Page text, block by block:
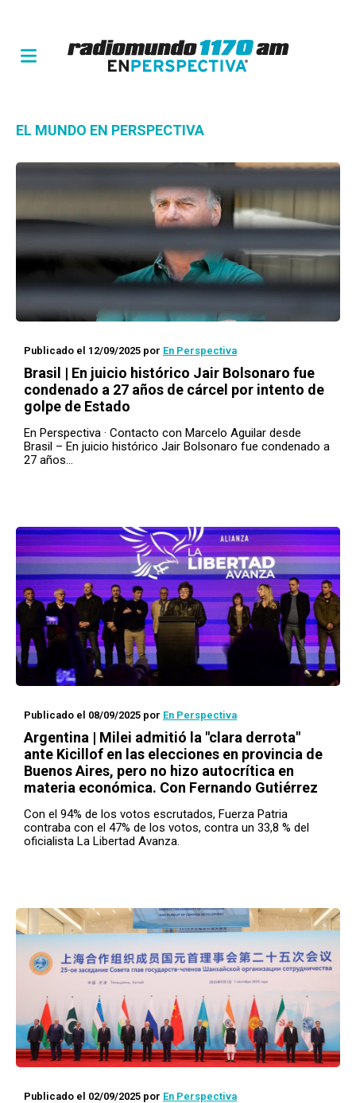
EL MUNDO EN PERSPECTIVA
Publicado el 12/09/2025 por En Perspectiva
Brasil | En juicio histórico Jair Bolsonaro fue
condenado a 27 años de cárcel por intento de
golpe de Estado
En Perspectiva · Contacto con Marcelo Aguilar desde
Brasil – En juicio histórico Jair Bolsonaro fue condenado a
27 años…
Publicado el 08/09/2025 por En Perspectiva
Argentina | Milei admitió la "clara derrota"
ante Kicillof en las elecciones en provincia de
Buenos Aires, pero no hizo autocrítica en
materia económica. Con Fernando Gutiérrez
Con el 94% de los votos escrutados, Fuerza Patria
contraba con el 47% de los votos, contra un 33,8 % del
oficialista La Libertad Avanza.
Publicado el 02/09/2025 por En Perspectiva